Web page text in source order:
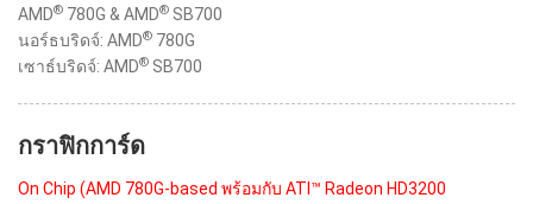
AMD® 780G & AMD® SB700
นอร์ธบริดจ์: AMD® 780G
เซาธ์บริดจ์: AMD® SB700
กราฟิกการ์ด
On Chip (AMD 780G-based พร้อมกับ ATI™ Radeon HD3200